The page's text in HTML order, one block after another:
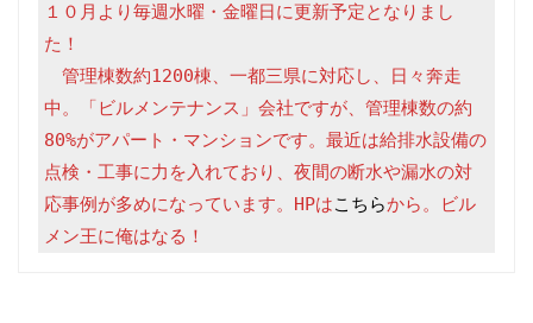
１０月より毎週水曜・金曜日に更新予定となりまし
た！
管理棟数約1200棟、一都三県に対応し、日々奔走
中。「ビルメンテナンス」会社ですが、管理棟数の約
80%がアパート・マンションです。最近は給排水設備の
点検・工事に力を入れており、夜間の断水や漏水の対
応事例が多めになっています。HPはこちらから。ビル
メン王に俺はなる！